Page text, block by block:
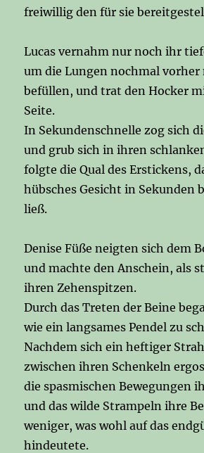
freiwillig den für sie
Lucas vernahm nur noch ihr
um die Lungen nochmal
befüllen, und trat den Hocker
Seite.
In Sekundenschnelle zog sich
und grub sich in ihren
folgte die Qual des Erstickens,
hübsches Gesicht in Sekunden
ließ.
Denise Füße neigten sich dem
und machte den Anschein, als
ihren Zehenspitzen.
Durch das Treten der Beine
wie ein langsames Pendel zu
Nachdem sich ein heftiger
zwischen ihren Schenkeln
die spasmischen Bewegungen
und das wilde Strampeln ihre
weniger, was wohl auf das
hindeutete.